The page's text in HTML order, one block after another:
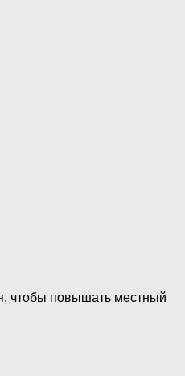
чтобы повышать местный